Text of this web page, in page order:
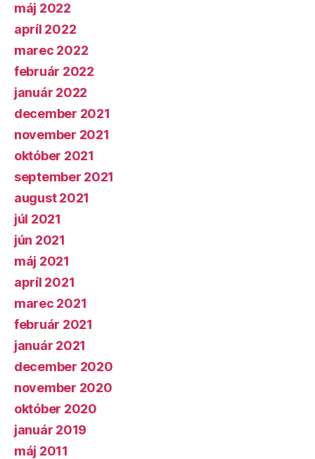
máj 2022
apríl 2022
marec 2022
február 2022
január 2022
december 2021
november 2021
október 2021
september 2021
august 2021
júl 2021
jún 2021
máj 2021
apríl 2021
marec 2021
február 2021
január 2021
december 2020
november 2020
október 2020
január 2019
máj 2011